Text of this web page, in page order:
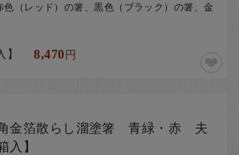
（レッド）の箸、黒色（ブラック）の箸、金
8,470円
角金箔散らし溜塗箸 青緑・赤 夫
入】